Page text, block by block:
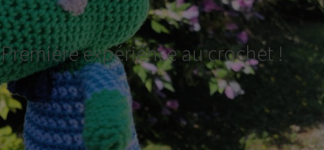
Première expérience au crochet !